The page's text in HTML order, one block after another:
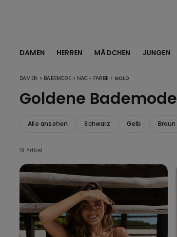
DAMEN HERREN MÄDCHEN JUNGEN
DAMEN > BADEMODE > NACH FARBE > GOLD
Goldene Bademode
Alle ansehen Schwarz Gelb Braun
19 Artikel